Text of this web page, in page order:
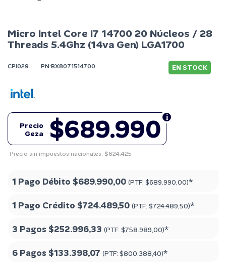
Micro Intel Core I7 14700 20 Núcleos / 28
Threads 5.4Ghz (14va Gen) LGA1700
CPI029 PN:BX8071514700 EN STOCK
$689.990
Precio
Geza
Precio sin impuestos nacionales: $624.425
1 Pago Débito $689.990,00 (PTF: $689.990,00)*
1 Pago Crédito $724.489,50 (PTF: $724.489,50)*
3 Pagos $252.996,33 (PTF: $758.989,00)*
6 Pagos $133.398,07 (PTF: $800.388,40)*